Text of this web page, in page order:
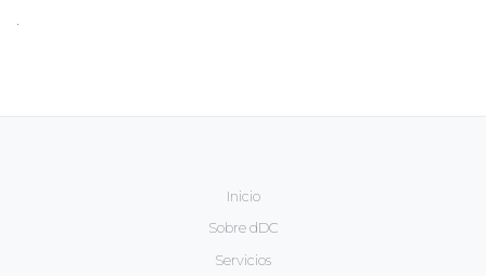
Inicio
Sobre dDC
Servicios